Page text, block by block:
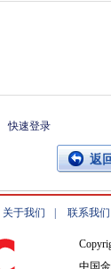
快速登录
返
关于我们 联系我们
中国